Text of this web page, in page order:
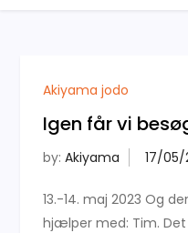
Akiyama jodo
Igen får vi
by:Akiyama
13.-14. maj 2023 Og
hjælper med: Tim.